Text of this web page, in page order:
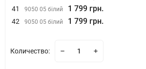
41 9050 05 білий 1 799 грн.
42 9050 05 білий 1 799 грн.
Количество: